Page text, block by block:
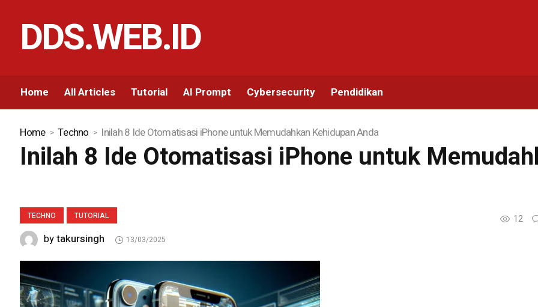
DDS.WEB.ID
Home All Articles Tutorial AI Prompt Cybersecurity Pendidikan
Home Techno Inilah 8 Ide Otomatisasi iPhone untuk Memudahkan Kehidupan Anda
Inilah 8 Ide Otomatisasi iPhone untuk
TECHNO TUTORIAL 12
bytakursingh 13/03/2025